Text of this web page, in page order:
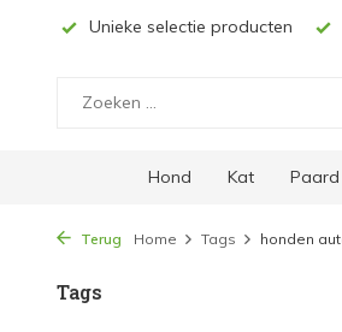
Unieke selectie producten
Hond Kat Paard
Terug Home Tags honden
Tags